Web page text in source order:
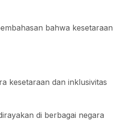
bahwa kesetaraan
kesetaraan dan inklusivitas
di berbagai negara